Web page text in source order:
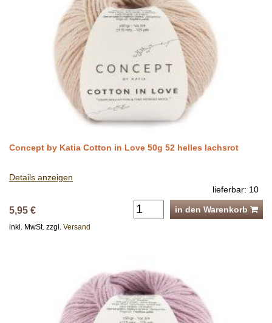
Concept by Katia Cotton in Love 50g 52 helles lachsrot
Details anzeigen
lieferbar: 10
5,95 € in den Warenkorb
inkl. MwSt. zzgl. Versand